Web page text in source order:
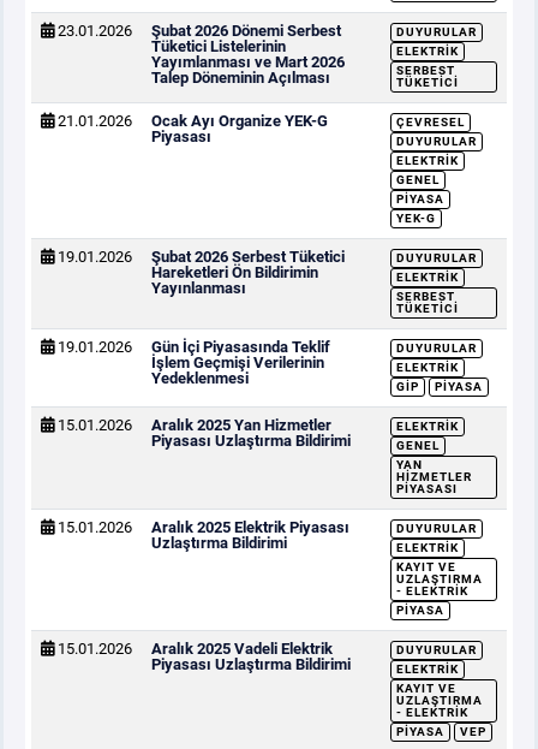
23.01.2026
Şubat 2026 Dönemi Serbest
Tüketici Listelerinin
Yayımlanması ve Mart 2026
Talep Döneminin Açılması
DUYURULAR
ELEKTRIK
SERBEST
TÜKETICI
21.01.2026
Ocak Ayı Organize YEK-G
Piyasası
ÇEVRESEL
DUYURULAR
ELEKTRIK
GENEL
PIYASA
YEK-G
19.01.2026
Şubat 2026 Serbest Tüketici
Hareketleri Ön Bildirimin
Yayınlanması
DUYURULAR
ELEKTRIK
SERBEST
TÜKETICI
19.01.2026
Gün İçi Piyasasında Teklif
İşlem Geçmişi Verilerinin
Yedeklenmesi
DUYURULAR
ELEKTRIK
GİP
PIYASA
15.01.2026
Aralık 2025 Yan Hizmetler
Piyasası Uzlaştırma Bildirimi
ELEKTRIK
GENEL
YAN
HIZMETLER
PIYASASI
15.01.2026
Aralık 2025 Elektrik Piyasası
Uzlaştırma Bildirimi
DUYURULAR
ELEKTRIK
KAYIT VE
UZLAŞTIRMA
- ELEKTRIK
PIYASA
15.01.2026
Aralık 2025 Vadeli Elektrik
Piyasası Uzlaştırma Bildirimi
DUYURULAR
ELEKTRIK
KAYIT VE
UZLAŞTIRMA
- ELEKTRIK
PIYASA
VEP